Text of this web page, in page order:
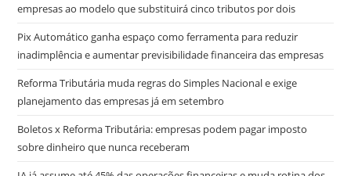
empresas ao modelo que substituirá cinco tributos por dois
Pix Automático ganha espaço como ferramenta para reduzir
inadimplência e aumentar previsibilidade financeira das empresas
Reforma Tributária muda regras do Simples Nacional e exige
planejamento das empresas já em setembro
Boletos x Reforma Tributária: empresas podem pagar imposto
sobre dinheiro que nunca receberam